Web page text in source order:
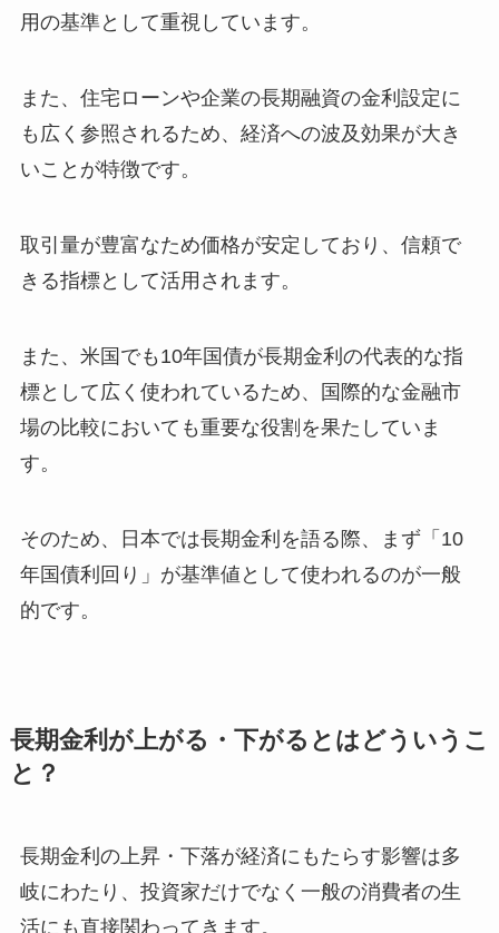
用の基準として重視しています。
また、住宅ローンや企業の長期融資の金利設定に
も広く参照されるため、経済への波及効果が大き
いことが特徴です。
取引量が豊富なため価格が安定しており、信頼で
きる指標として活用されます。
また、米国でも10年国債が長期金利の代表的な指
標として広く使われているため、国際的な金融市
場の比較においても重要な役割を果たしていま
す。
そのため、日本では長期金利を語る際、まず「10
年国債利回り」が基準値として使われるのが一般
的です。
長期金利が上がる・下がるとはどういうこ
と？
長期金利の上昇・下落が経済にもたらす影響は多
岐にわたり、投資家だけでなく一般の消費者の生
活にも直接関わってきます。